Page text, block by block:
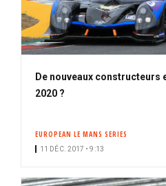
De nouveaux constructeurs
2020 ?
EUROPEAN LE MANS SERIES
11 DÉC. 2017 • 9:13